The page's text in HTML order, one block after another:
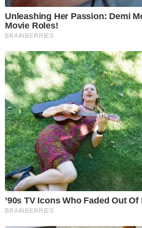
Unleashing Her Passion: Demi
Movie Roles!
BRAINBERRIES
’90s TV Icons Who Faded Out
BRAINBERRIES